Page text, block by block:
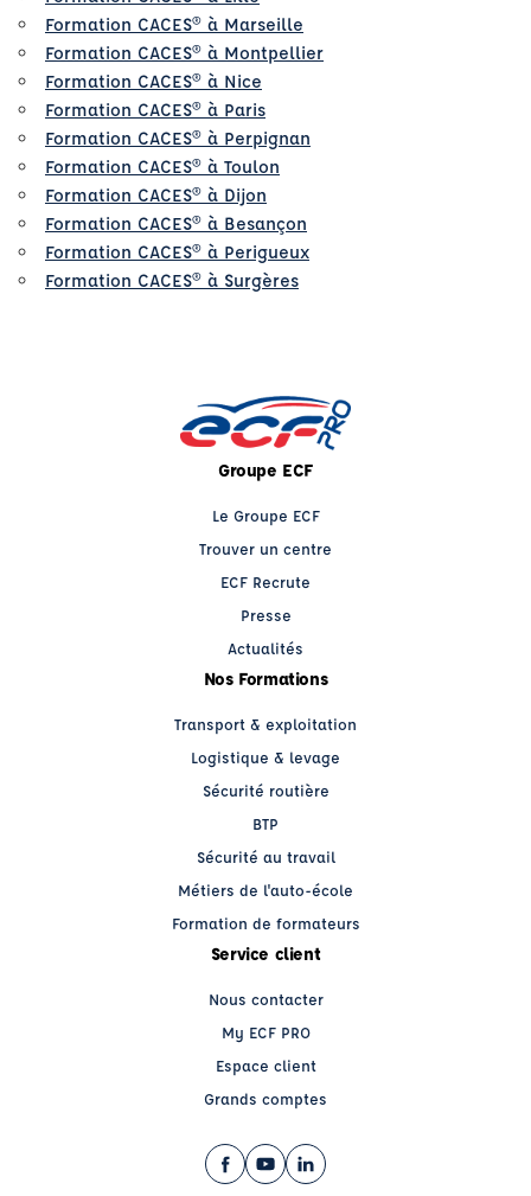
Formation CACES® à Marseille
Formation CACES® à Montpellier
Formation CACES® à Nice
Formation CACES® à Paris
Formation CACES® à Perpignan
Formation CACES® à Toulon
Formation CACES® à Dijon
Formation CACES® à Besançon
Formation CACES® à Perigueux
Formation CACES® à Surgères
Groupe ECF
Le Groupe ECF
Trouver un centre
ECF Recrute
Presse
Actualités
Nos Formations
Transport & exploitation
Logistique & levage
Sécurité routière
BTP
Sécurité au travail
Métiers de l'auto-école
Formation de formateurs
Service client
Nous contacter
My ECF PRO
Espace client
Grands comptes
Facebook (nouvelle fenêtre)
YouTube (nouvelle fenêtre)
LinkedIn (nouvelle fenêtre)